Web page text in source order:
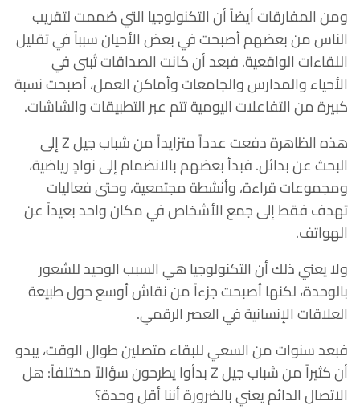
ومن المفارقات أيضاً أن التكنولوجيا التي صُممت لتقريب
الناس من بعضهم أصبحت في بعض الأحيان سبباً في تقليل
اللقاءات الواقعية. فبعد أن كانت الصداقات تُبنى في
الأحياء والمدارس والجامعات وأماكن العمل، أصبحت نسبة
كبيرة من التفاعلات اليومية تتم عبر التطبيقات والشاشات.
هذه الظاهرة دفعت عدداً متزايداً من شباب جيل Z إلى
البحث عن بدائل. فبدأ بعضهم بالانضمام إلى نوادٍ رياضية،
ومجموعات قراءة، وأنشطة مجتمعية، وحتى فعاليات
تهدف فقط إلى جمع الأشخاص في مكان واحد بعيداً عن
الهواتف.
ولا يعني ذلك أن التكنولوجيا هي السبب الوحيد للشعور
بالوحدة، لكنها أصبحت جزءاً من نقاش أوسع حول طبيعة
العلاقات الإنسانية في العصر الرقمي.
فبعد سنوات من السعي للبقاء متصلين طوال الوقت، يبدو
أن كثيراً من شباب جيل Z بدأوا يطرحون سؤالاً مختلفاً: هل
الاتصال الدائم يعني بالضرورة أننا أقل وحدة؟